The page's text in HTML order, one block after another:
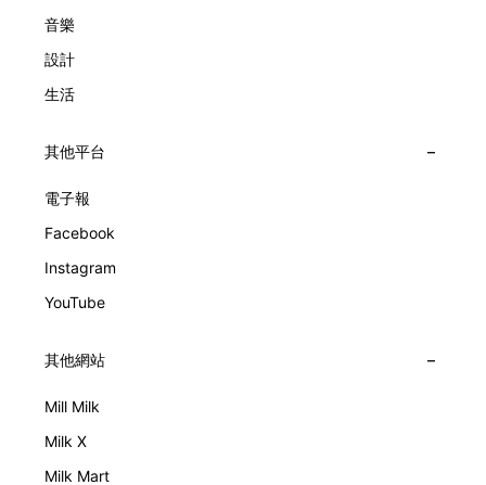
音樂
設計
生活
其他平台
電子報
Facebook
Instagram
YouTube
其他網站
Mill Milk
Milk X
Milk Mart